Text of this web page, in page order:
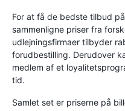
For at få de bedste tilbud
sammenligne priser fra
udlejningsfirmaer tilbyder
forudbestilling. Derudover
medlem af et
tid.
Samlet set er priserne på